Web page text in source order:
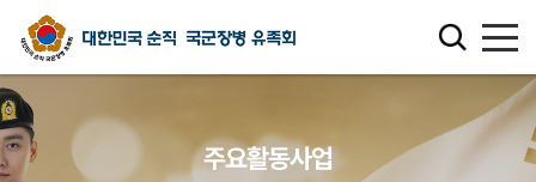
유족회 소개
주요활동사업